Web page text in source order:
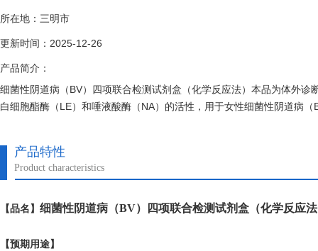
所在地：三明市
更新时间：2025-12-26
产品简介：
细菌性阴道病（BV）四项联合检测试剂盒（化学反应法）本品为体外
白细胞酯酶（LE）和唾液酸酶（NA）的活性，用于女性细菌性阴道病
产品特性
Product characteristics
【品名】 细菌性阴道病（BV）四项联合检测试剂盒（化学反应
【预期用途】